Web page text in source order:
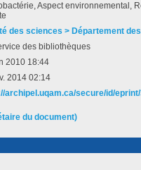
Aspect environnemental,
des sciences > Département
des bibliothèques
2010 18:44
2014 02:14
archipel.uqam.ca/secure/id/
du document)